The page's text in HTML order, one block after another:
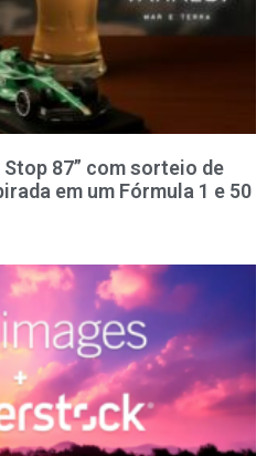
87” com sorteio de
em um Fórmula 1 e 50